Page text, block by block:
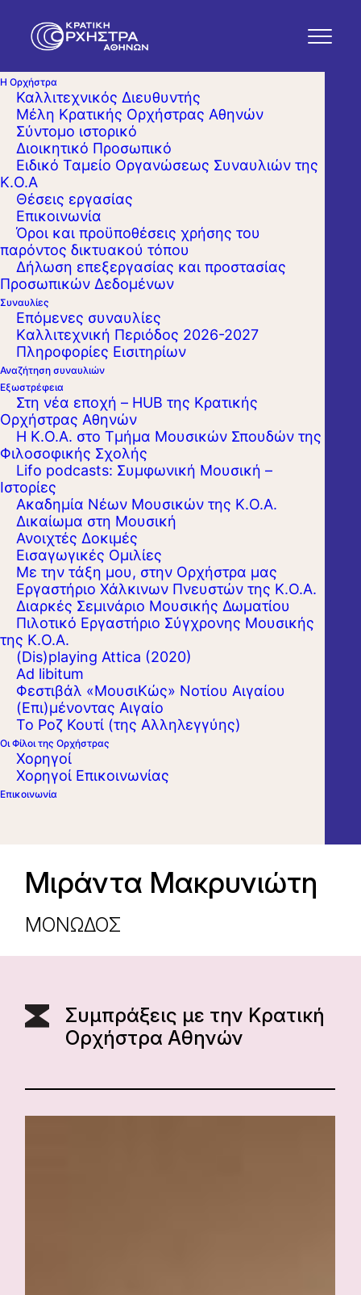
Η Ορχήστρα
Καλλιτεχνικός Διευθυντής
Μέλη Κρατικής Ορχήστρας Αθηνών
Σύντομο ιστορικό
Διοικητικό Προσωπικό
Ειδικό Ταμείο Οργανώσεως Συναυλιών της
Κ.Ο.Α
Θέσεις εργασίας
Επικοινωνία
Όροι και προϋποθέσεις χρήσης του
παρόντος δικτυακού τόπου
Δήλωση επεξεργασίας και προστασίας
Προσωπικών Δεδομένων
Συναυλίες
Επόμενες συναυλίες
Kαλλιτεχνική Περιόδος 2026-2027
Πληροφορίες Εισιτηρίων
Αναζήτηση συναυλιών
Εξωστρέφεια
Στη νέα εποχή – HUB της Κρατικής
Ορχήστρας Αθηνών
Η Κ.Ο.Α. στο Τμήμα Μουσικών Σπουδών της
Φιλοσοφικής Σχολής
Lifo podcasts: Συμφωνική Μουσική –
Ιστορίες
Ακαδημία Νέων Μουσικών της Κ.Ο.Α.
Δικαίωμα στη Μουσική
Ανοιχτές Δοκιμές
Εισαγωγικές Ομιλίες
Με την τάξη μου, στην Ορχήστρα μας
Εργαστήριo Χάλκινων Πνευστών της Κ.Ο.Α.
Διαρκές Σεμινάριο Μουσικής Δωματίου
Πιλοτικό Εργαστήριο Σύγχρονης Μουσικής
της Κ.Ο.Α.
(Dis)playing Attica (2020)
Ad libitum
Φεστιβάλ «ΜουσιΚώς» Νοτίου Αιγαίου
(Επι)μένοντας Αιγαίο
Το Ροζ Κουτί (της Αλληλεγγύης)
Οι Φίλοι της Ορχήστρας
Χορηγοί
Χορηγοί Επικοινωνίας
Επικοινωνία
Μιράντα Μακρυνιώτη
ΜΟΝΩΔΟΣ
Συμπράξεις με την Κρατική
Ορχήστρα Αθηνών